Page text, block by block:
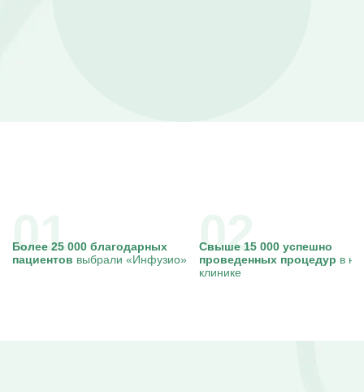
Более 25 000 благодарных
пациентов выбрали «Инфузио»
Свыше 15 000 успешно
проведенных процедур в
клинике